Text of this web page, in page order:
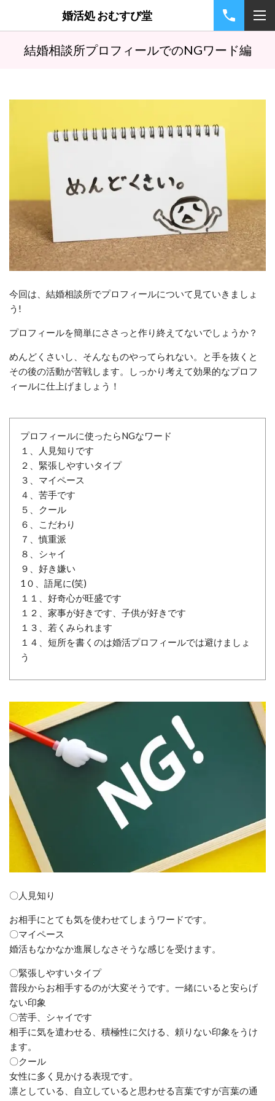
婚活処 おむすび堂
結婚相談所プロフィールでのNGワード編
今回は、結婚相談所でプロフィールについて見ていきましょ
う!
プロフィールを簡単に ささっと作り終えてないでしょうか？
めんどくさいし、そんなものやってられない。と手を抜くと
その後の活動が苦戦します。しっかり考えて効果的なプロフ
ィールに仕上げましょう！
プロフィールに使ったらNGなワード
１、人見知りです
２、緊張しやすいタイプ
３、マイペース
４、苦手です
５、クール
６、こだわり
７、慎重派
８、シャイ
９、好き嫌い
1０、語尾に(笑)
１１、好奇心が旺盛です
１２、家事が好きです、子供が好きです
１３、若くみられます
１４、短所を書くのは婚活プロフィールでは避けましょ
う
〇人見知り
お相手にとても気を使わせてしまうワードです。
〇マイペース
婚活もなかなか進展しなさそうな感じを受けます。
〇緊張しやすいタイプ
普段からお相手するのが大変そうです。一緒にいると安らげ
ない印象
〇苦手、シャイです
相手に気を遣わせる、積極性に欠ける、頼りない印象をうけ
ます。
〇クール
女性に多く見かける表現です。
凛としている、自立していると思わせる言葉ですが言葉の通